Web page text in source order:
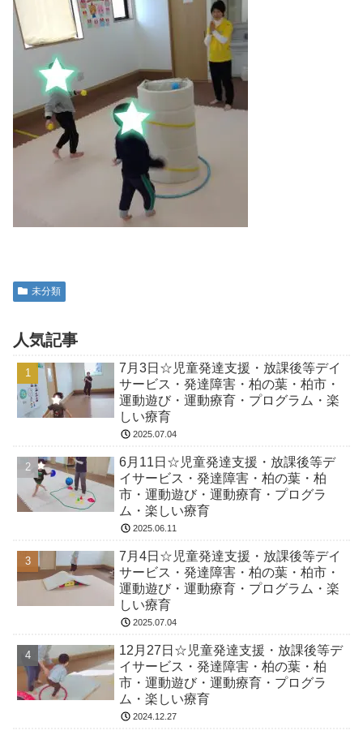
未分類
人気記事
7月3日☆児童発達支援・放課後等デイ
サービス・発達障害・柏の葉・柏市・
運動遊び・運動療育・プログラム・楽
しい療育
2025.07.04
6月11日☆児童発達支援・放課後等デ
イサービス・発達障害・柏の葉・柏
市・運動遊び・運動療育・プログラ
ム・楽しい療育
2025.06.11
7月4日☆児童発達支援・放課後等デイ
サービス・発達障害・柏の葉・柏市・
運動遊び・運動療育・プログラム・楽
しい療育
2025.07.04
12月27日☆児童発達支援・放課後等デ
イサービス・発達障害・柏の葉・柏
市・運動遊び・運動療育・プログラ
ム・楽しい療育
2024.12.27